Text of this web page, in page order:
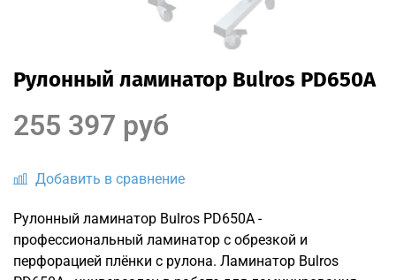
Рулонный ламинатор Bulros PD650A
Добавить в сравнение
255 397 руб
Рулонный ламинатор Bulros PD650A -
профессиональный ламинатор с обрезкой и
перфорацией плёнки с рулона. Ламинатор Bulros